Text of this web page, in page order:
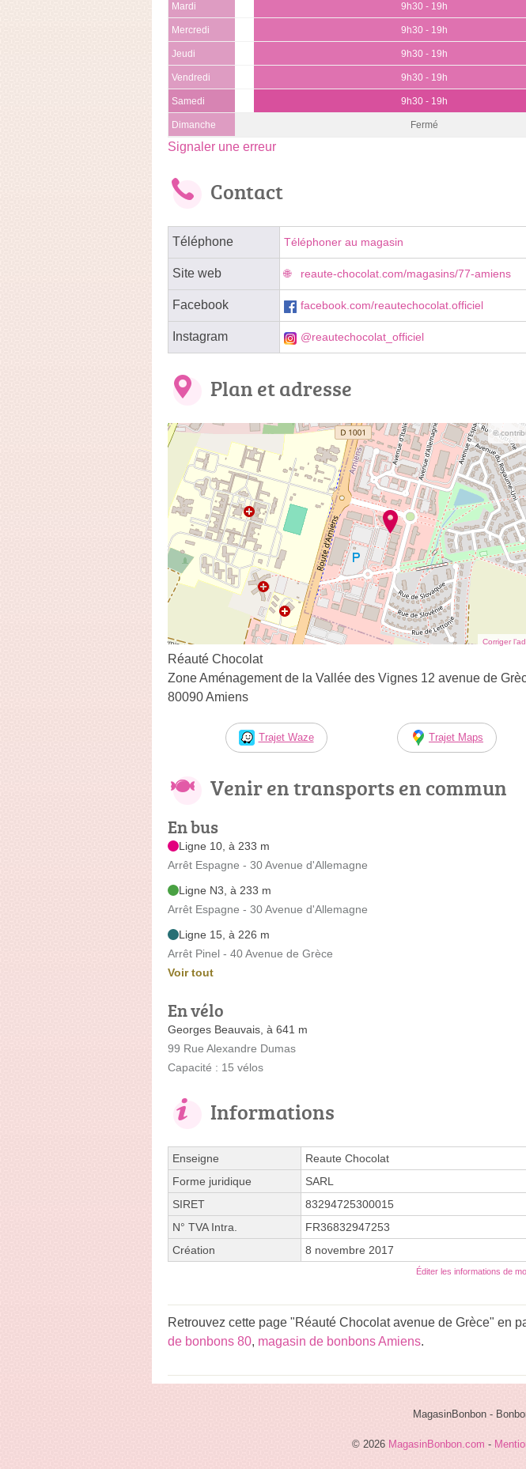
Mardi 9h30 - 19h
Mercredi 9h30 - 19h
Jeudi 9h30 - 19h
Vendredi 9h30 - 19h
Samedi 9h30 - 19h
Dimanche Fermé
Signaler une erreur
Contact
Téléphone Téléphoner au magasin
Site web reaute-chocolat.com/magasins/77-amiens
Facebook facebook.com/reautechocolat.officiel
Instagram @reautechocolat_officiel
Plan et adresse
©
Corriger
Réauté Chocolat
Zone Aménagement de la Vallée des Vignes 12 avenue de
80090 Amiens
Trajet Waze Trajet Maps
Venir en transports en commun
En bus
Ligne 10, à 233 m
Arrêt Espagne - 30 Avenue d'Allemagne
Ligne N3, à 233 m
Arrêt Espagne - 30 Avenue d'Allemagne
Ligne 15, à 226 m
Arrêt Pinel - 40 Avenue de Grèce
Voir tout
En vélo
Georges Beauvais, à 641 m
99 Rue Alexandre Dumas
Capacité : 15 vélos
Informations
Enseigne
Reaute Chocolat
Forme juridique
SARL
SIRET
83294725300015
N° TVA Intra.
FR36832947253
Création
8 novembre 2017
Éditer les informations de
Retrouvez cette page "Réauté Chocolat avenue de Grèce" en
de bonbons 80, magasin de bonbons Amiens.
MagasinBonbon -
© 2026 MagasinBonbon.com -